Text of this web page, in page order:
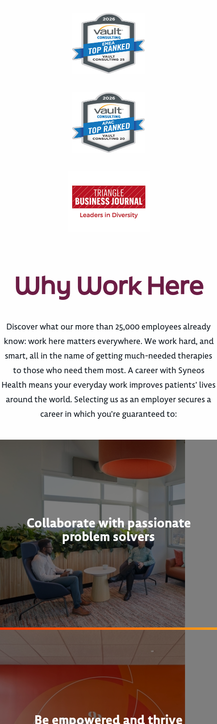
Why Work Here
Discover what our more than 25,000 employees already
know: work here matters everywhere. We work hard, and
smart, all in the name of getting much-needed therapies
to those who need them most. A career with Syneos
Health means your everyday work improves patients’ lives
around the world. Selecting us as an employer secures a
career in which you’re guaranteed to:
Collaborate with passionate
problem solvers
Be empowered and thrive